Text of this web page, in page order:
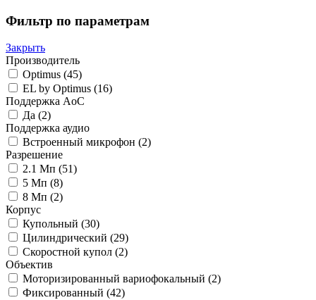
Фильтр по параметрам
Закрыть
Производитель
Optimus (45)
EL by Optimus (16)
Поддержка AoC
Да (2)
Поддержка аудио
Встроенный микрофон (2)
Разрешение
2.1 Мп (51)
5 Мп (8)
8 Мп (2)
Корпус
Купольный (30)
Цилиндрический (29)
Скоростной купол (2)
Объектив
Моторизированный вариофокальный (2)
Фиксированный (42)